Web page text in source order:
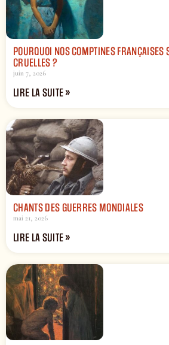
POURQUOI NOS COMPTINES FRANÇAISES
CRUELLES ?
juin 7, 2026
LIRE LA SUITE »
CHANTS DES GUERRES MONDIALES
mai 21, 2026
LIRE LA SUITE »